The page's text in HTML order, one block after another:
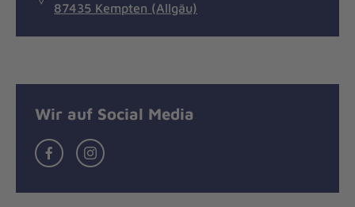
87435 Kempten (Allgäu)
Wir auf Social Media
Gut
Kreative